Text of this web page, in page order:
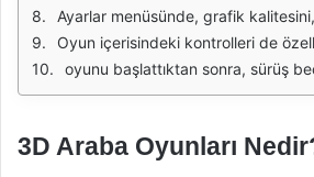
Ayarlar menüsünde, grafik kalitesini, kontrol ayarlarını ve ses düzeylerini özelleştirebilirsiniz. Oyun deneyiminizi kişiselleştirmek için bu ayarları dikkatlice gözden geçirmeniz önemlidir. Örneğin, grafik ayarlarını yüksek kaliteye getirirseniz, görsellik açısından daha etkileyici
Oyun içerisindeki kontrolleri de özelleştirerek, sürüş deneyiminizi daha keyifli hale getirebilirsiniz. Klavye, fare veya oyun kolu gibi giriş aygıtlarını kullanarak, sürüş dinamiklerini tercihlerinize göre ayarlayabilirsiniz. Doğru
oyunu başlattıktan sonra, sürüş becerilerinizi geliştirmek için pratik yapmalısınız. Oyun içerisinde farklı görevler, yarışlar ve meydan okumalar, oyuncuların becerilerini geliştirmesine olanak
3D Araba Oyunları